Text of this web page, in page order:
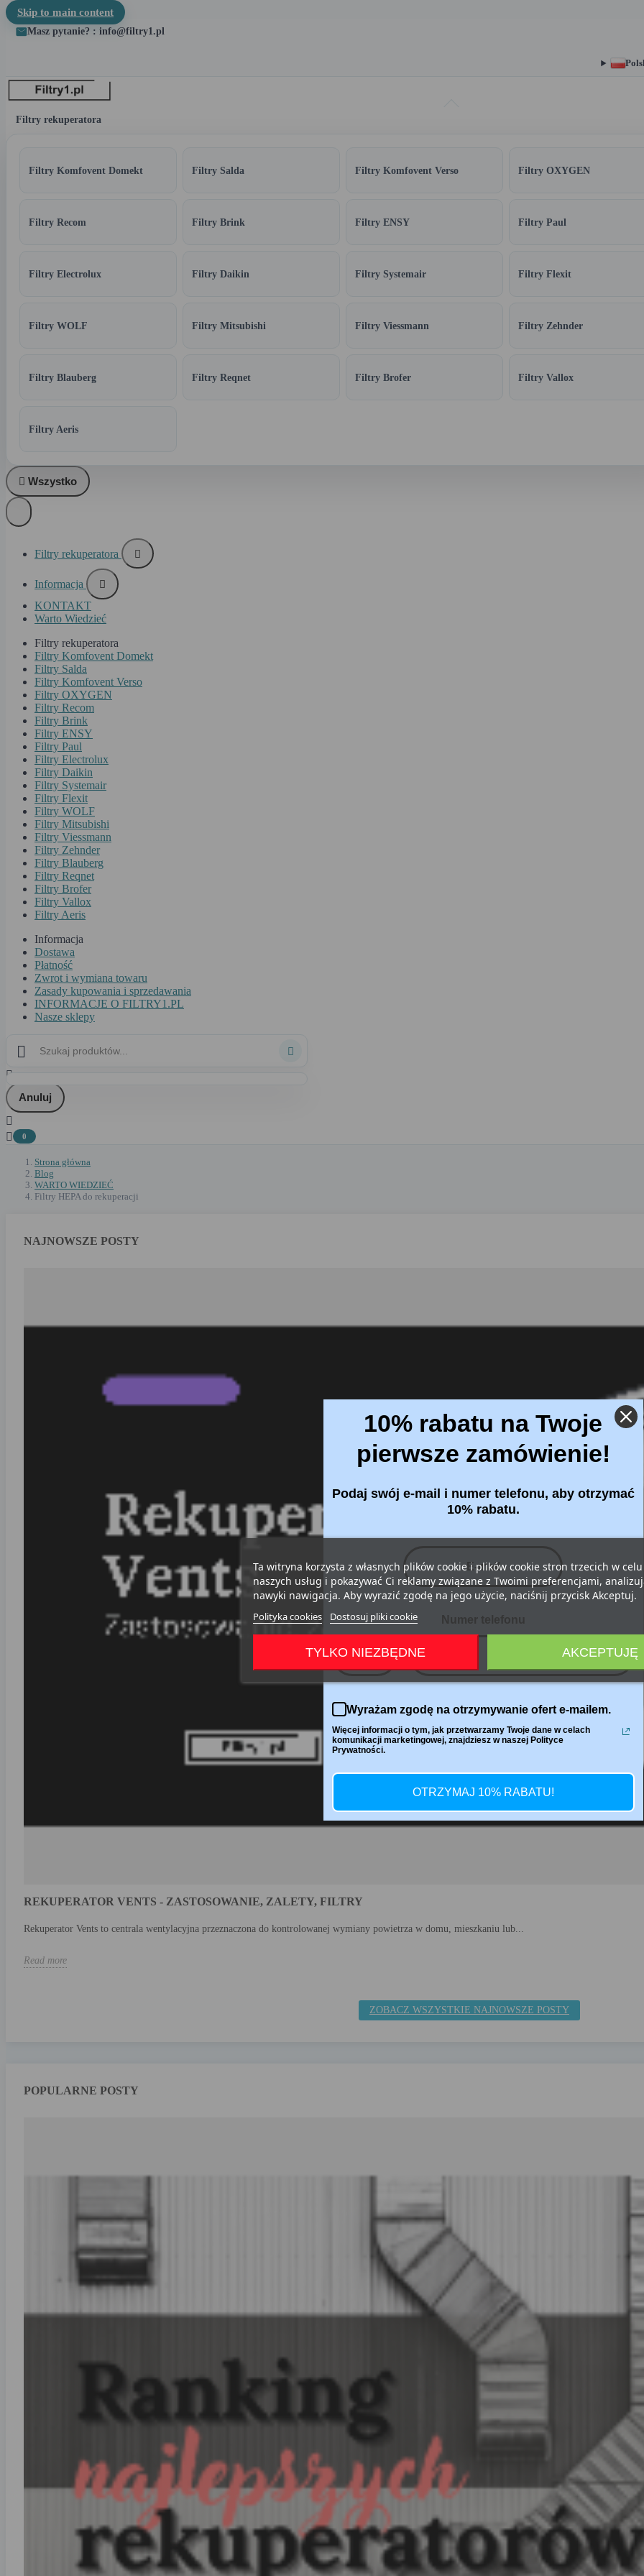
Skip to main content
Masz pytanie? : info@filtry1.pl
Filtry rekuperatora
Filtry Komfovent Domekt Filtry Salda Filtry Komfovent Verso Filtry OXYGEN
Filtry Recom Filtry Brink Filtry ENSY Filtry Paul
Filtry Electrolux Filtry Daikin Filtry Systemair Filtry Flexit
Filtry WOLF Filtry Mitsubishi Filtry Viessmann Filtry Zehnder
Filtry Blauberg Filtry Reqnet Filtry Brofer Filtry Vallox
Filtry Aeris
 Wszystko
Filtry rekuperatora 
Informacja

KONTAKT
Warto Wiedzieć
Filtry rekuperatora
Filtry Komfovent Domekt
Filtry Salda
Filtry Komfovent Verso
Filtry OXYGEN
Filtry Recom
Filtry Brink
Filtry ENSY
Filtry Paul
Filtry Electrolux
Filtry Daikin
Filtry Systemair
Filtry Flexit
Filtry WOLF
Filtry Mitsubishi
Filtry Viessmann
Filtry Zehnder
Filtry Blauberg
Filtry Reqnet
Filtry Brofer
Filtry Vallox
Filtry Aeris
Informacja
Dostawa
Płatność
Zwrot i wymiana towaru
Zasady kupowania i sprzedawania
INFORMACJE O FILTRY1.PL
Nasze sklepy



Anuluj


0
Strona główna
Blog
WARTO WIEDZIEĆ
Filtry HEPA do rekuperacji
NAJNOWSZE POSTY
REKUPERATOR VENTS - ZASTOSOWANIE, ZALETY, FILTRY
Rekuperator Vents to centrala wentylacyjna przeznaczona do kontrolowanej wymiany powietrza w domu, mieszkaniu lub...
Read more
ZOBACZ WSZYSTKIE NAJNOWSZE POSTY
POPULARNE POSTY
Ta witryna korzysta z własnych plików cookie i plików cookie stron trzecich w
naszych usług i pokazywać Ci reklamy związane z Twoimi preferencjami,
nawyki nawigacja. Aby wyrazić zgodę na jego użycie, naciśnij przycisk Akceptuj.
Polityka cookies Dostosuj pliki cookie
TYLKO NIEZBĘDNE AKCEPTUJĘ
10% rabatu na Twoje
pierwsze zamówienie!
Podaj swój e-mail i numer telefonu, aby otrzymać
10% rabatu.
Numer telefonu
+48
Wyrażam zgodę na otrzymywanie ofert e-mailem.
Więcej informacji o tym, jak przetwarzamy Twoje dane w celach
komunikacji marketingowej, znajdziesz w naszej Polityce
Prywatności.
OTRZYMAJ 10% RABATU!